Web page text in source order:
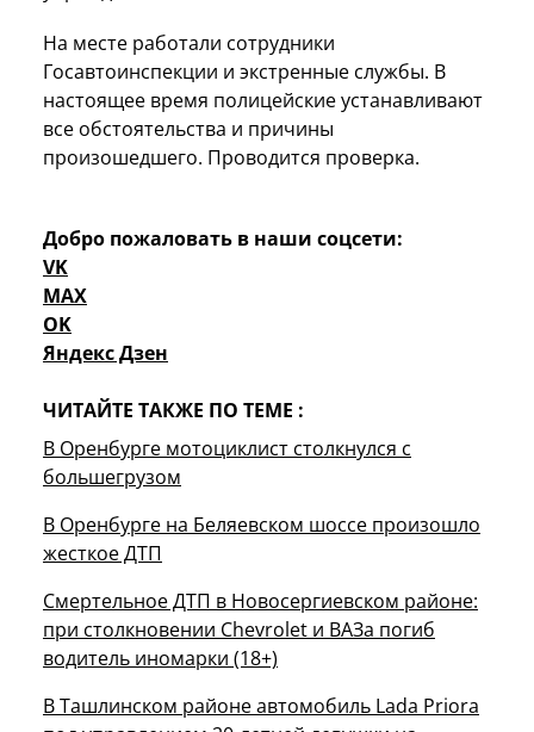
На месте работали сотрудники
Госавтоинспекции и экстренные службы. В
настоящее время полицейские устанавливают
все обстоятельства и причины
произошедшего. Проводится проверка.
Добро пожаловать в наши соцсети:
VK
MAX
OK
Яндекс Дзен
ЧИТАЙТЕ ТАКЖЕ ПО ТЕМЕ :
В Оренбурге мотоциклист столкнулся с
большегрузом
В Оренбурге на Беляевском шоссе произошло
жесткое ДТП
Смертельное ДТП в Новосергиевском районе:
при столкновении Chevrolet и ВАЗа погиб
водитель иномарки (18+)
В Ташлинском районе автомобиль Lada Priora